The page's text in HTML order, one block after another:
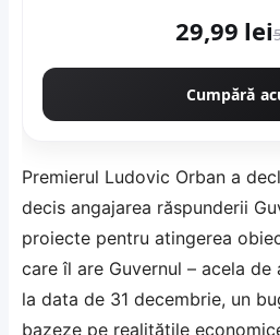
29,99 lei
Cumpără
Premierul Ludovic Orban a
decis angajarea răspunderii
proiecte pentru atingerea
care îl are Guvernul – acela
la data de 31 decembrie, un
bazeze pe realităţile